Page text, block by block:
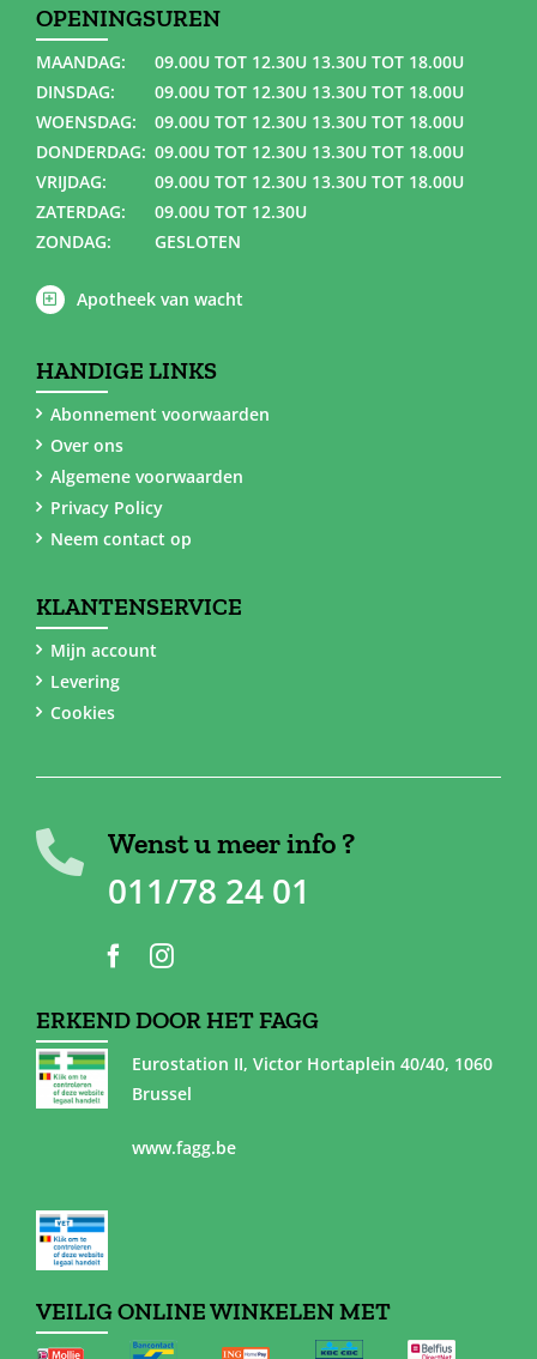
OPENINGSUREN
MAANDAG:
09.00U TOT 12.30U 13.30U TOT 18.00U
DINSDAG:
09.00U TOT 12.30U 13.30U TOT 18.00U
WOENSDAG:
09.00U TOT 12.30U 13.30U TOT 18.00U
DONDERDAG: 09.00U TOT 12.30U 13.30U TOT 18.00U
VRIJDAG:
09.00U TOT 12.30U 13.30U TOT 18.00U
ZATERDAG:
09.00U TOT 12.30U
ZONDAG:
GESLOTEN
Apotheek van wacht
HANDIGE LINKS
Abonnement voorwaarden
Over ons
Algemene voorwaarden
Privacy Policy
Neem contact op
KLANTENSERVICE
Mijn account
Levering
Cookies
Wenst u meer info ?
011/78 24 01
ERKEND DOOR HET FAGG
Eurostation II, Victor Hortaplein 40/40, 1060
Brussel
www.fagg.be
VEILIG ONLINE WINKELEN MET